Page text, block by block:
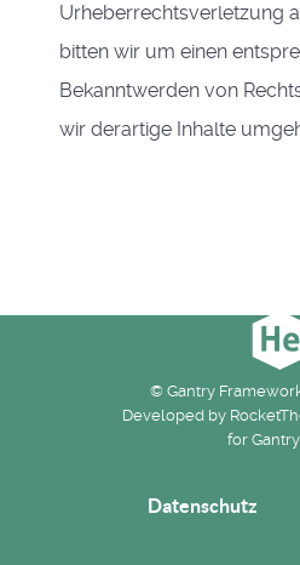
Urheberrechtsverletzung
bitten wir um einen
Bekanntwerden von
wir derartige Inhalte
© Gantry
Developed by
for Gantry
Datenschutz